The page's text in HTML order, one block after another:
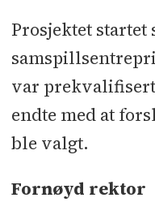
Mestertakl
Slålie &
Grunn- og
Einar Kne
tynnavretting:
Prosjektet startet
var
endte med at
ble valgt.
Fornøyd rektor